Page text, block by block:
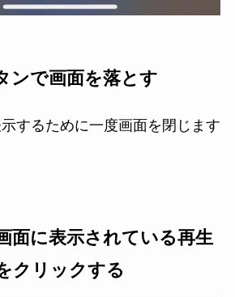
ンで画面を落とす
するために一度画面を閉じます
面に表示されている再生
クリックする